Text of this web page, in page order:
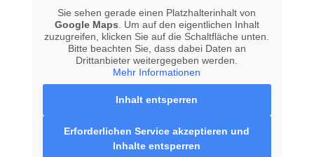
Sie sehen gerade einen Platzhalterinhalt von
Google Maps . Um auf den eigentlichen Inhalt
zuzugreifen, klicken Sie auf die Schaltfläche unten.
Bitte beachten Sie, dass dabei Daten an
Drittanbieter weitergegeben werden.
Mehr Informationen
Inhalt entsperren
Erforderlichen Service akzeptieren und
Inhalte entsperren